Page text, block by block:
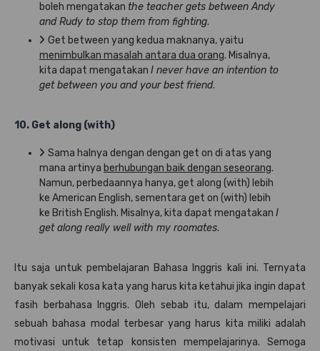
boleh mengatakan the teacher gets between Andy
and Rudy to stop them from fighting.
Get between yang kedua maknanya, yaitu
menimbulkan masalah antara dua orang. Misalnya,
kita dapat mengatakan I never have an intention to
get between you and your best friend.
10. Get along (with)
Sama halnya dengan dengan get on di atas yang
mana artinya berhubungan baik dengan seseorang.
Namun, perbedaannya hanya, get along (with) lebih
ke American English, sementara get on (with) lebih
ke British English. Misalnya, kita dapat mengatakan I
get along really well with my roomates.
Itu saja untuk pembelajaran Bahasa Inggris kali ini. Ternyata
banyak sekali kosa kata yang harus kita ketahui jika ingin dapat
fasih berbahasa Inggris. Oleh sebab itu, dalam mempelajari
sebuah bahasa modal terbesar yang harus kita miliki adalah
motivasi untuk tetap konsisten mempelajarinya. Semoga